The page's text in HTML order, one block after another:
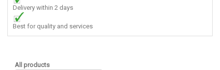
Delivery within 2 days
Best for quality and services
All products